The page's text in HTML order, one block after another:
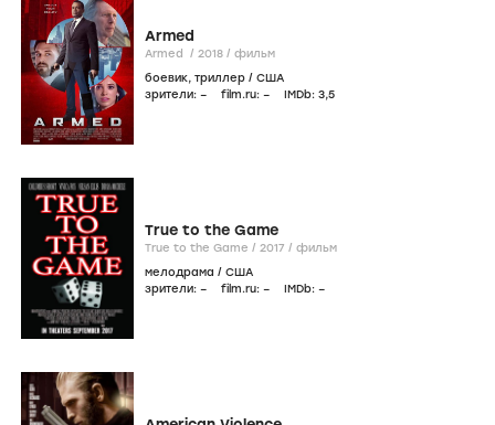
Armed
Armed / 2018 / фильм
боевик, триллер / США
зрители: – film.ru: – IMDb: 3,5
True to the Game
True to the Game / 2017 / фильм
мелодрама / США
зрители: – film.ru: – IMDb: –